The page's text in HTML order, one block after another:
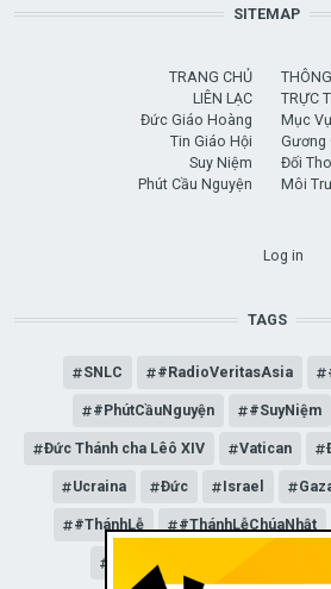
SITEMAP
TRANG CHỦ
LIÊN LẠC
Đức Giáo Hoàng
Tin Giáo Hội
Suy Niệm
Phút Cầu Nguyện
TRỰC
Mục Vụ
Gương
Đối
Môi
Log in
TAGS
SNLC #RadioVeritasAsia
#PhútCầuNguyện #SuyNiệm
Đức Thánh cha Lêô XIV Vatican
Ucraina Đức Israel
#ThánhLễ #ThánhLễChúaNhật
Angelus